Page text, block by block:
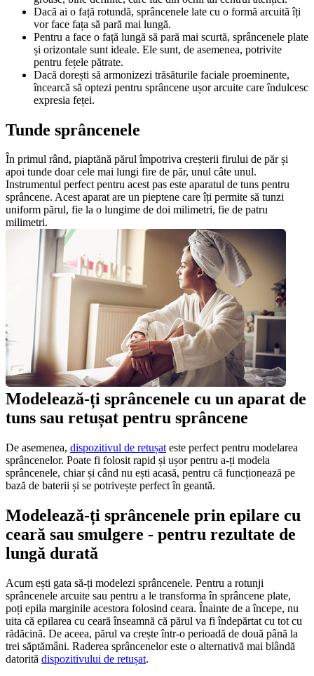
Dacă ai o față rotundă, sprâncenele late cu o formă arcuită îți
vor face fața să pară mai lungă.
Pentru a face o față lungă să pară mai scurtă, sprâncenele plate
și orizontale sunt ideale. Ele sunt, de asemenea, potrivite
pentru fețele pătrate.
Dacă dorești să armonizezi trăsăturile faciale proeminente,
încearcă să optezi pentru sprâncene ușor arcuite care îndulcesc
expresia feței.
Tunde sprâncenele
În primul rând, piaptănă părul împotriva creșterii firului de păr și
apoi tunde doar cele mai lungi fire de păr, unul câte unul.
Instrumentul perfect pentru acest pas este aparatul de tuns pentru
sprâncene. Acest aparat are un pieptene care îți permite să tunzi
uniform părul, fie la o lungime de doi milimetri, fie de patru
milimetri.
Modelează-ți sprâncenele cu un aparat de
tuns sau retușat pentru sprâncene
De asemenea, dispozitivul de retușat este perfect pentru modelarea
sprâncenelor. Poate fi folosit rapid și ușor pentru a-ți modela
sprâncenele, chiar și când nu ești acasă, pentru că funcționează pe
bază de baterii și se potrivește perfect în geantă.
Modelează-ți sprâncenele prin epilare cu
ceară sau smulgere - pentru rezultate de
lungă durată
Acum ești gata să-ți modelezi sprâncenele. Pentru a rotunji
sprâncenele arcuite sau pentru a le transforma în sprâncene plate,
poți epila marginile acestora folosind ceara. Înainte de a începe, nu
uita că epilarea cu ceară înseamnă că părul va fi îndepărtat cu tot cu
rădăcină. De aceea, părul va crește într-o perioadă de două până la
trei săptămâni. Raderea sprâncenelor este o alternativă mai blândă
datorită dispozitivului de retușat.